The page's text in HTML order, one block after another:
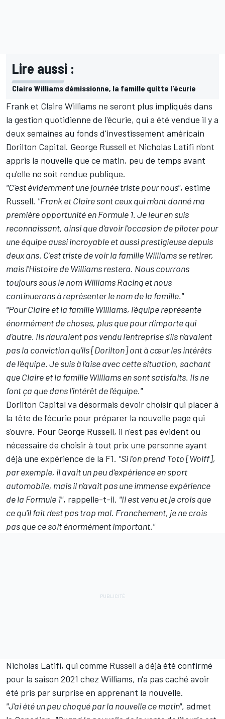
Lire aussi :
Claire Williams démissionne, la famille quitte l'écurie
Frank et Claire Williams ne seront plus impliqués dans
la gestion quotidienne de l'écurie, qui a été vendue il y a
deux semaines au fonds d'investissement américain
Dorilton Capital. George Russell et Nicholas Latifi n'ont
appris la nouvelle que ce matin, peu de temps avant
qu'elle ne soit rendue publique.
"C'est évidemment une journée triste pour nous", estime
Russell. "Frank et Claire sont ceux qui m'ont donné ma
première opportunité en Formule 1. Je leur en suis
reconnaissant, ainsi que d'avoir l'occasion de piloter pour
une équipe aussi incroyable et aussi prestigieuse depuis
deux ans. C'est triste de voir la famille Williams se retirer,
mais l'Histoire de Williams restera. Nous courrons
toujours sous le nom Williams Racing et nous
continuerons à représenter le nom de la famille."
"Pour Claire et la famille Williams, l'équipe représente
énormément de choses, plus que pour n'importe qui
d'autre. Ils n'auraient pas vendu l'entreprise s'ils n'avaient
pas la conviction qu'ils [Dorilton] ont à cœur les intérêts
de l'équipe. Je suis à l'aise avec cette situation, sachant
que Claire et la famille Williams en sont satisfaits. Ils ne
font ça que dans l'intérêt de l'équipe."
Dorilton Capital va désormais devoir choisir qui placer à
la tête de l'écurie pour préparer la nouvelle page qui
s'ouvre. Pour George Russell, il n'est pas évident ou
nécessaire de choisir à tout prix une personne ayant
déjà une expérience de la F1. "Si l'on prend Toto [Wolff],
par exemple, il avait un peu d'expérience en sport
automobile, mais il n'avait pas une immense expérience
de la Formule 1", rappelle-t-il. "Il est venu et je crois que
ce qu'il fait n'est pas trop mal. Franchement, je ne crois
pas que ce soit énormément important."
Nicholas Latifi, qui comme Russell a déjà été confirmé
pour la saison 2021 chez Williams, n'a pas caché avoir
été pris par surprise en apprenant la nouvelle.
"J'ai été un peu choqué par la nouvelle ce matin", admet